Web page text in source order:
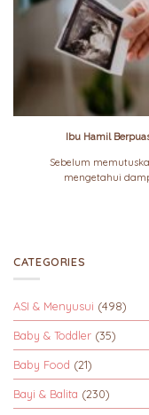
Ibu Hamil
Sebelum
mengetahui
CATEGORIES
ASI & Menyusui (498)
Baby & Toddler (35)
Baby Food (21)
Bayi & Balita (230)